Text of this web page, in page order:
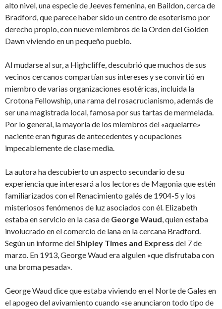
alto nivel, una especie de Jeeves femenina, en Baildon, cerca de
Bradford, que parece haber sido un centro de esoterismo por
derecho propio, con nueve miembros de la Orden del Golden
Dawn viviendo en un pequeño pueblo.
Al mudarse al sur, a Highcliffe, descubrió que muchos de sus
vecinos cercanos compartían sus intereses y se convirtió en
miembro de varias organizaciones esotéricas, incluida la
Crotona Fellowship, una rama del rosacrucianismo, además de
ser una magistrada local, famosa por sus tartas de mermelada.
Por lo general, la mayoría de los miembros del «aquelarre»
naciente eran figuras de antecedentes y ocupaciones
impecablemente de clase media.
La autora ha descubierto un aspecto secundario de su
experiencia que interesará a los lectores de Magonia que estén
familiarizados con el Renacimiento galés de 1904-5 y los
misteriosos fenómenos de luz asociados con él. Elizabeth
estaba en servicio en la casa de George Waud, quien estaba
involucrado en el comercio de lana en la cercana Bradford.
Según un informe delShipley Times and Express del 7 de
marzo. En 1913, George Waud era alguien «que disfrutaba con
una broma pesada».
George Waud dice que estaba viviendo en el Norte de Gales en
el apogeo del avivamiento cuando «se anunciaron todo tipo de